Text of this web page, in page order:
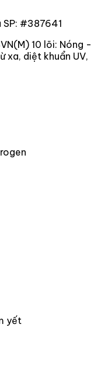
SP: #387641
10 lõi: Nóng -
xa, diệt khuẩn UV,
yết